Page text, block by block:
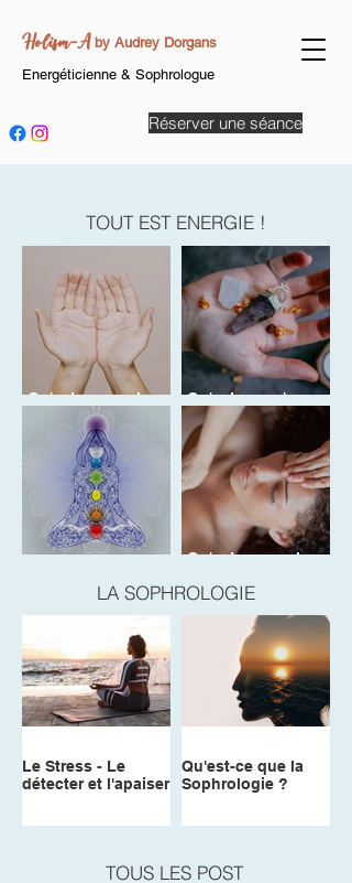
Holism-A by Audrey Dorgans
Energéticienne & Sophrologue
Réserver une séance
TOUT EST ENERGIE !
Qu'est-ce que le
Magnétisme ?
Qu'est-ce qu'un
Soin énergétique ?
Qu'est-ce que le
LA SOPHROLOGIE
Le Stress - Le
détecter et l'apaiser
Qu'est-ce que la
Sophrologie ?
TOUS LES POST